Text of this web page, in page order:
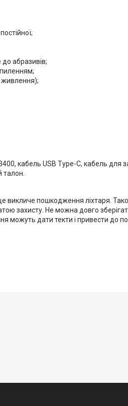
абразивів;
живлення);
кабель USB Type-C, кабель для
талон.
викличе пошкодження ліхтаря.
захисту. Не можна довго
можуть дати текти і привести до